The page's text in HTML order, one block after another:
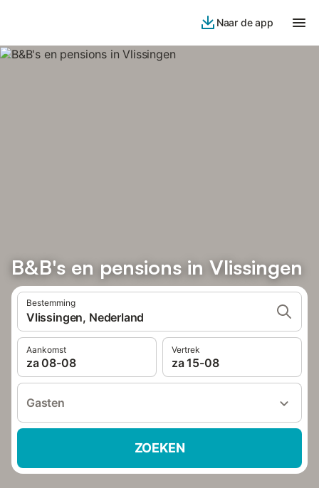
Naar de app
B&B's en pensions in Vlissingen
Bestemming
Vlissingen, Nederland
Aankomst
za 08-08
Vertrek
za 15-08
Gasten
ZOEKEN